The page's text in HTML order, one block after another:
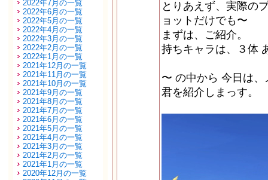
2022年7月の一覧
2022年6月の一覧
2022年5月の一覧
2022年4月の一覧
2022年3月の一覧
2022年2月の一覧
2022年1月の一覧
2021年12月の一覧
2021年11月の一覧
2021年10月の一覧
2021年9月の一覧
2021年8月の一覧
2021年7月の一覧
2021年6月の一覧
2021年5月の一覧
2021年4月の一覧
2021年3月の一覧
2021年2月の一覧
2021年1月の一覧
2020年12月の一覧
とりあえず、実際の
ョットだけでも〜
まずは、ご紹介。
持ちキャラは、３体
〜 の中から 今日は
君を紹介しまっす。